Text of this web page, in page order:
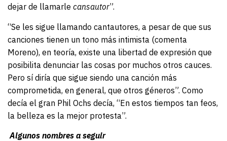
dejar de llamarle cansautor”.
“Se les sigue llamando cantautores, a pesar de que sus
canciones tienen un tono más intimista (comenta
Moreno), en teoría, existe una libertad de expresión que
posibilita denunciar las cosas por muchos otros cauces.
Pero sí diría que sigue siendo una canción más
comprometida, en general, que otros géneros”. Como
decía el gran Phil Ochs decía, “En estos tiempos tan feos,
la belleza es la mejor protesta”.
Algunos nombres a seguir